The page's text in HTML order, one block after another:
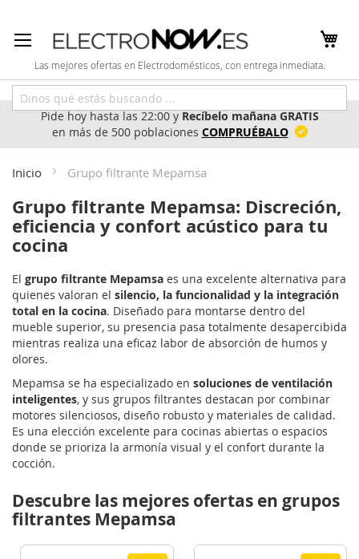
al
contenido
Las mejores ofertas en Electrodomésticos, con entrega inmediata.
Pide hoy hasta las 22:00 yRecíbelo mañana GRATIS
en más de 500 poblaciones COMPRUÉBALO
Inicio Grupo filtrante Mepamsa
Grupo filtrante Mepamsa: Discreción,
eficiencia y confort acústico para tu
cocina
El grupo filtrante Mepamsa es una excelente alternativa para
quienes valoran el silencio, la funcionalidad y la integración
total en la cocina. Diseñado para montarse dentro del
mueble superior, su presencia pasa totalmente desapercibida
mientras realiza una eficaz labor de absorción de humos y
olores.
Mepamsa se ha especializado en soluciones de ventilación
inteligentes, y sus grupos filtrantes destacan por combinar
motores silenciosos, diseño robusto y materiales de calidad.
Es una elección excelente para cocinas abiertas o espacios
donde se prioriza la armonía visual y el confort durante la
cocción.
Descubre las mejores ofertas en grupos
filtrantes Mepamsa